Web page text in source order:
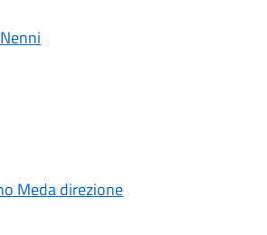
Meda direzione